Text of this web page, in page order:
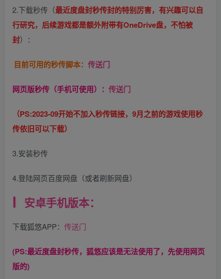
2.下载秒传（最近度盘封秒传封的特别厉害，有兴趣可以自
行研究，后续游戏都是额外附带有OneDrive盘，不怕被
封）：
目前可用的秒传脚本： 传送门
网页版秒传（手机可使用）： 传送门
（PS:2023-09开始不加入秒传链接，9月之前的游戏使用秒
传依旧可以下载）
3.安装秒传
4.登陆网页百度网盘（或者刷新网盘）
安卓手机版本：
下载狐悠APP： 传送门
(PS:最近度盘封秒传，狐悠应该是无法使用了，先使用网页
版的)